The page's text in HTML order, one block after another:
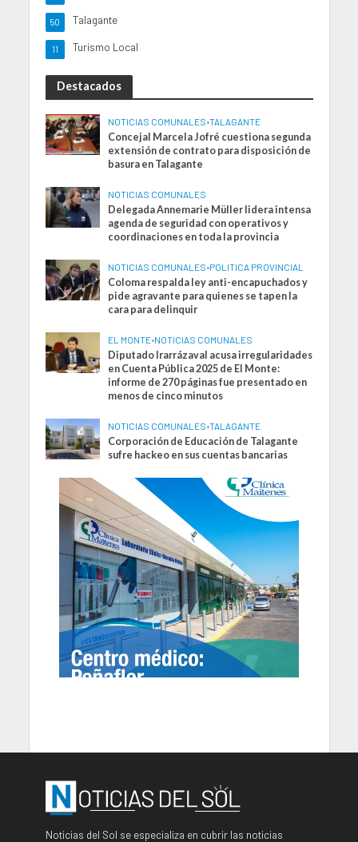
Talagante
50
Turismo Local
11
Destacados
NOTICIAS COMUNALES•TALAGANTE
Concejal Marcela Jofré cuestiona segunda
extensión de contrato para disposición de
basura en Talagante
NOTICIAS COMUNALES
Delegada Annemarie Müller lidera intensa
agenda de seguridad con operativos y
coordinaciones en toda la provincia
NOTICIAS COMUNALES•POLITICA PROVINCIAL
Coloma respalda ley anti-encapuchados y
pide agravante para quienes se tapen la
cara para delinquir
EL MONTE•NOTICIAS COMUNALES
Diputado Irarrázaval acusa irregularidades
en Cuenta Pública 2025 de El Monte:
informe de 270 páginas fue presentado en
menos de cinco minutos
NOTICIAS COMUNALES•TALAGANTE
Corporación de Educación de Talagante
sufre hackeo en sus cuentas bancarias
Noticias del Sol se especializa en cubrir las noticias